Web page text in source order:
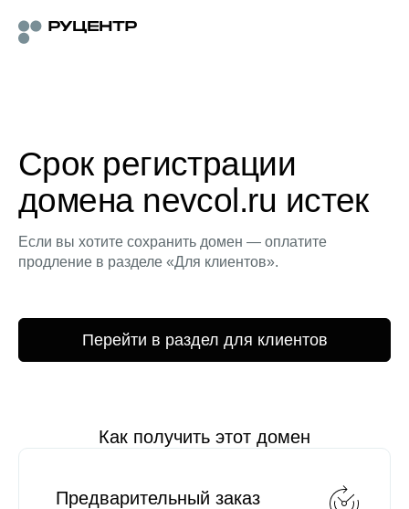
Срок регистрации
домена nevcol.ru истек
Если вы хотите сохранить домен — оплатите
продление в разделе «Для клиентов».
Перейти в раздел для клиентов
Как получить этот домен
Предварительный заказ